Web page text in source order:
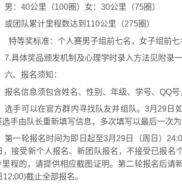
男：40公里（100圈）女：30公里（75圈）
或团队累计里程数达到110公里（275圈）
特等奖标准：个人赛男子组前七名，女子组前七
7.具体奖品颁发机制及心理学时录入方法见附录一
六、报名须知：
报名信息须包含姓名、性别、年级、学号、QQ号
选手可以在官方群内寻找队友并组队。3月29日
选手由队长重新填写信息，多次填写以最后一次
第一轮报名时间为即日起至3月29日（周日）
，接受新个人报名、新团队报名，不接受已报名
里程的，请提供相应截图证明。第二轮报名后请
12:00)截止全部报名。